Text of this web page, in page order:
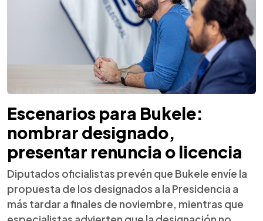
Escenarios para Bukele:
nombrar designado,
presentar renuncia o licencia
Diputados oficialistas prevén que Bukele envíe la
propuesta de los designados a la Presidencia a
más tardar a finales de noviembre, mientras que